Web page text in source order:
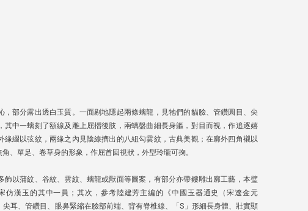
部分露出透白玉質。一面剔地隱起兩條螭龍，見牠們的貓臉、管鑽圓目、尖
中一螭刻了額線及雕上屈摺後肢，兩螭盤曲細長身軀，對目而視，作追逐嬉
綴以弦紋，兩緣之內見陰線擠出的八組勾雲紋，古典美觀；在廓外四角襯以
、單足、卷草身的形象，作屈首回視狀，外型玲瓏可掬。
以蒲紋、谷紋、雲紋、螭龍或獸面等圖案，有部分亦帶鏤雕出廓工藝，本璧
仿漢玉的其中一員；其次，參考陸建芳主編的《中國玉器通史（宋遼金元
耳、管鑽目、眼鼻緊縮在臉部前端、背有脊椎線、「S」形細長身體、壯實顯